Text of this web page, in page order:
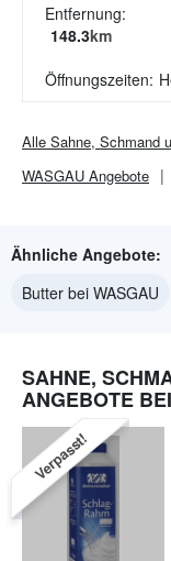
Entfernung:
148.3km
Öffnungszeiten:
Alle Sahne, Schmand
WASGAU Angebote
Ähnliche Angebote:
Butter bei WASGAU
SAHNE,
ANGEBOTE
Verpasst!